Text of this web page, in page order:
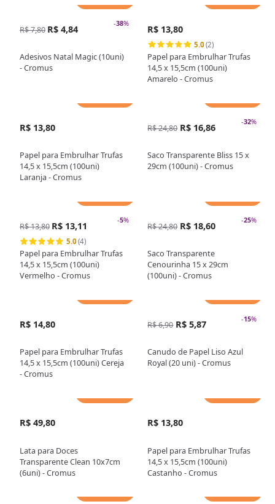
-38%
R$ 7,80 R$ 4,84
Adesivos Natal Magic (10uni)
- Cromus
R$ 13,80
5.0(2)
Papel para Embrulhar Trufas
14,5 x 15,5cm (100uni)
Amarelo - Cromus
R$ 13,80
Papel para Embrulhar Trufas
14,5 x 15,5cm (100uni)
Laranja - Cromus
-32%
R$ 24,80 R$ 16,86
Saco Transparente Bliss 15 x
29cm (100uni) - Cromus
-5%
R$ 13,80 R$ 13,11
5.0(4)
Papel para Embrulhar Trufas
14,5 x 15,5cm (100uni)
Vermelho - Cromus
-25%
R$ 24,80 R$ 18,60
Saco Transparente
Cenourinha 15 x 29cm
(100uni) - Cromus
R$ 14,80
Papel para Embrulhar Trufas
14,5 x 15,5cm (100uni) Cereja
- Cromus
-15%
R$ 6,90 R$ 5,87
Canudo de Papel Liso Azul
Royal (20 uni) - Cromus
R$ 49,80
Lata para Doces
Transparente Clean 10x7cm
(6uni) - Cromus
R$ 13,80
Papel para Embrulhar Trufas
14,5 x 15,5cm (100uni)
Castanho - Cromus